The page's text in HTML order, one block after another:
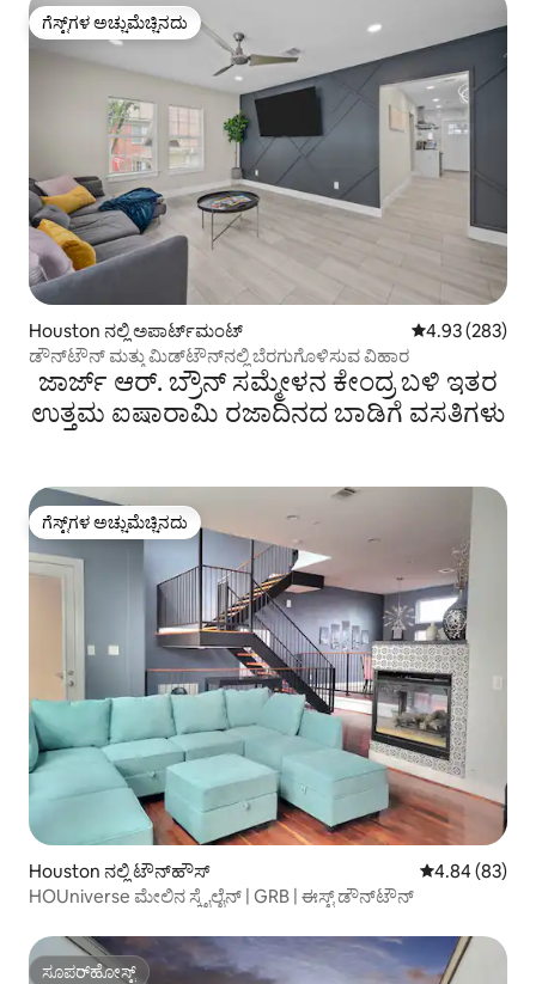
ಗೆಸ್ಟ್‌ಗಳ ಅಚ್ಚುಮೆಚ್ಚಿನದು
ಗೆಸ್ಟ್‌ಗಳ ಅಚ್ಚುಮೆಚ್ಚಿನದು
Houston ನಲ್ಲಿ ಅಪಾರ್ಟ್‌ಮಂಟ್ 5 ರಲ್ಲಿ 4.93
4.93 (283)
ಡೌನ್‌ಟೌನ್ ಮತ್ತು ಮಿಡ್‌ಟೌನ್‌ನಲ್ಲಿ ಬೆರಗುಗೊಳಿಸುವ ವಿಹಾರ
ಜಾರ್ಜ್ ಆರ್. ಬ್ರೌನ್ ಸಮ್ಮೇಳನ ಕೇಂದ್ರ ಬಳಿ ಇತರ
ಉತ್ತಮ ಐಷಾರಾಮಿ ರಜಾದಿನದ ಬಾಡಿಗೆ ವಸತಿಗಳು
ಗೆಸ್ಟ್‌ಗಳ ಅಚ್ಚುಮೆಚ್ಚಿನದು
ಗೆಸ್ಟ್‌ಗಳ ಅಚ್ಚುಮೆಚ್ಚಿನದು
Houston ನಲ್ಲಿ ಟೌನ್‌ಹೌಸ್ 5 ರಲ್ಲಿ 4.84
4.84 (83)
HOUniverse ಮೇಲಿನ ಸ್ಕೈಲೈನ್ | GRB | ಈಸ್ಟ್ ಡೌನ್‌ಟೌನ್
ಸೂಪರ್‌ಹೋಸ್ಟ್